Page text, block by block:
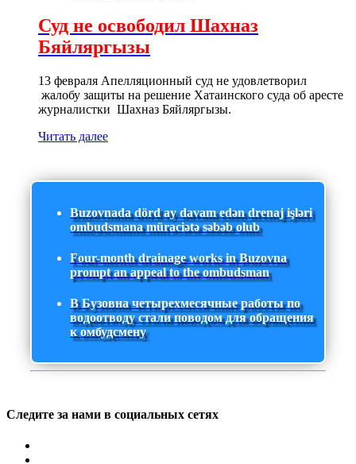
Суд не освободил Шахназ
Бяйляргызы
13 февраля Апелляционный суд не удовлетворил
жалобу защиты на решение Хатаинского суда об аресте
журналистки Шахназ Бяйляргызы.
Читать далее
Buzovnada dörd ay davam edən drenaj işləri
ombudsmana müraciətə səbəb olub
Four-month drainage works in Buzovna
prompt an appeal to the ombudsman
В Бузовна четырехмесячные работы по
водоотводу стали поводом для обращения
к омбудсмену
Следите за нами в социальных сетях